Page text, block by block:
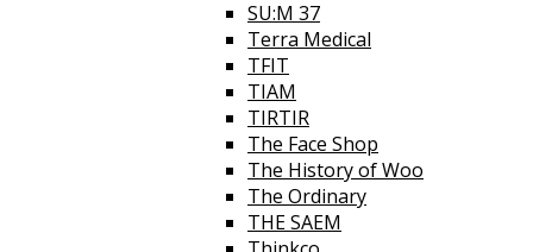
SU:M 37
Terra Medical
TFIT
TIAM
TIRTIR
The Face Shop
The History of Woo
The Ordinary
THE SAEM